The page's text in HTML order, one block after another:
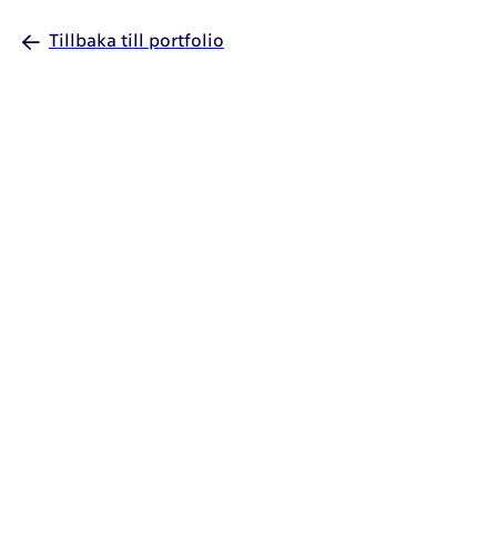
Tillbaka till portfolio